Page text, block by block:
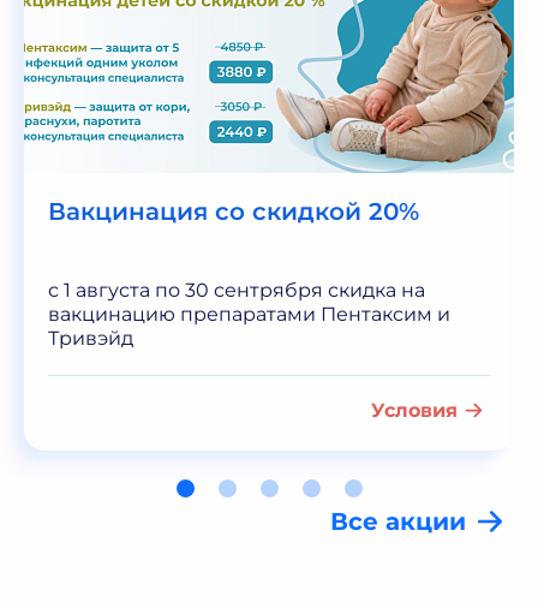
Вакцинация со скидкой 20%
с 1 августа по 30 сентрября скидка на
вакцинацию препаратами Пентаксим и
Тривэйд
Условия
Все акции